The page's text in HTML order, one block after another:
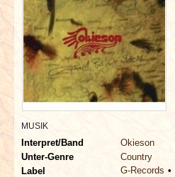
VERLOSUNGEN
INTERVIEWS
SPECIALS
REDAKTION
LINKS
MUSIK
Interpret/Band
Okieson
Unter-Genre
Country
Label
G-Records